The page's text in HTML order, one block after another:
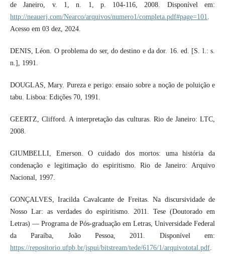
de Janeiro, v. 1, n. 1, p. 104-116, 2008. Disponível em:
http://neauerj.com/Nearco/arquivos/numero1/completa.pdf#page=101
Acesso em 03 dez, 2024.
DENIS, Léon. O problema do ser, do destino e da dor. 16. ed. [S. l.: s.
n.], 1991.
DOUGLAS, Mary. Pureza e perigo: ensaio sobre a noção de poluição e
tabu. Lisboa: Edições 70, 1991.
GEERTZ, Clifford. A interpretação das culturas. Rio de Janeiro: LTC,
2008.
GIUMBELLI, Emerson. O cuidado dos mortos: uma história da
condenação e legitimação do espiritismo. Rio de Janeiro: Arquivo
Nacional, 1997.
GONÇALVES, Iracilda Cavalcante de Freitas. Na discursividade de
Nosso Lar: as verdades do espiritismo. 2011. Tese (Doutorado em
Letras) — Programa de Pós-graduação em Letras, Universidade Federal
da Paraíba, João Pessoa, 2011. Disponível em:
https://repositorio.ufpb.br/jspui/bitstream/tede/6176/1/arquivototal.pdf.